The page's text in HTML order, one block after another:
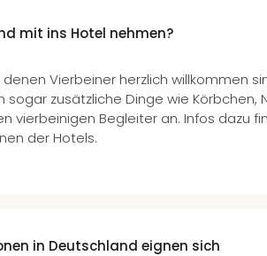
mit ins Hotel nehmen?
Vierbeiner herzlich willkommen
sogar zusätzliche Dinge wie Körbchen,
vierbeinigen Begleiter an. Infos dazu
der Hotels.
in Deutschland eignen sich